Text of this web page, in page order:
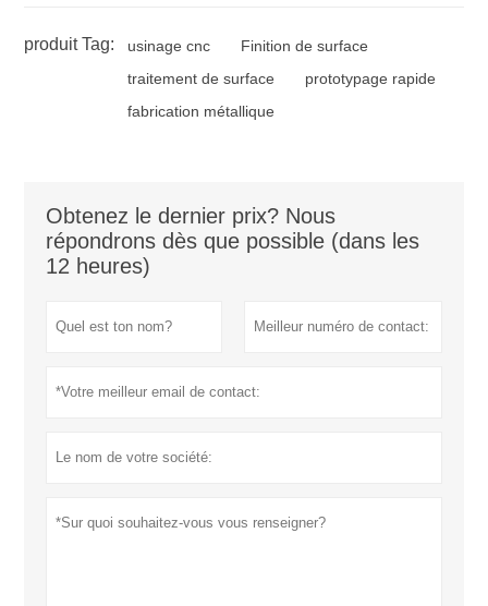
produit Tag: usinage cnc
Finition de surface
traitement de surface
prototypage rapide
fabrication métallique
Obtenez le dernier prix? Nous
répondrons dès que possible (dans les
12 heures)